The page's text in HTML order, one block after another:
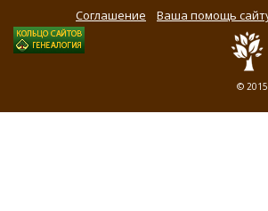
Соглашение Ваша помощь
©